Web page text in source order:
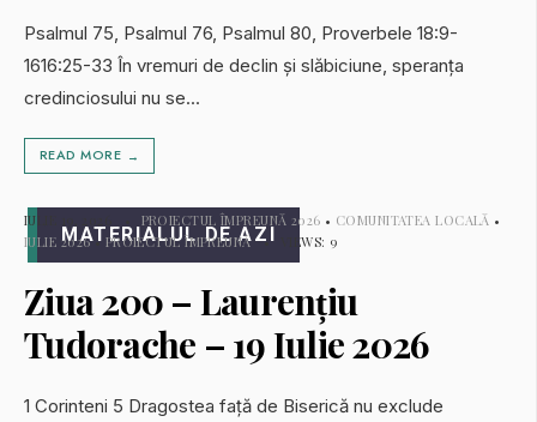
MATERIALUL DE AZI
Psalmul 75, Psalmul 76, Psalmul 80, Proverbele 18:9-
1616:25-33 În vremuri de declin și slăbiciune, speranța
credinciosului nu se...
READ MORE →
IULIE 19, 2026 PROIECTUL ÎMPREUNĂ 2026 • COMUNITATEA LOCALĂ •
IULIE 2026• PROIECTUL ÎMPREUNĂ • VIEWS: 9
Ziua 200 – Laurențiu
Tudorache – 19 Iulie 2026
1 Corinteni 5 Dragostea față de Biserică nu exclude